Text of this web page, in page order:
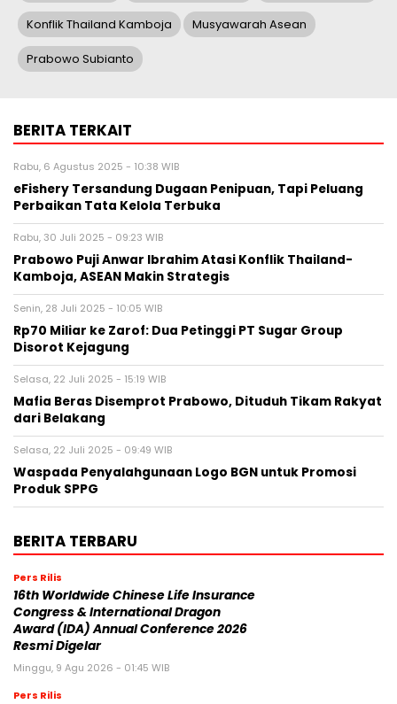
Konflik Thailand Kamboja Musyawarah Asean
Prabowo Subianto
BERITA TERKAIT
Rabu, 6 Agustus 2025 - 10:38 WIB
eFishery Tersandung Dugaan Penipuan, Tapi Peluang
Perbaikan Tata Kelola Terbuka
Rabu, 30 Juli 2025 - 09:23 WIB
Prabowo Puji Anwar Ibrahim Atasi Konflik Thailand-
Kamboja, ASEAN Makin Strategis
Senin, 28 Juli 2025 - 10:05 WIB
Rp70 Miliar ke Zarof: Dua Petinggi PT Sugar Group
Disorot Kejagung
Selasa, 22 Juli 2025 - 15:19 WIB
Mafia Beras Disemprot Prabowo, Dituduh Tikam Rakyat
dari Belakang
Selasa, 22 Juli 2025 - 09:49 WIB
Waspada Penyalahgunaan Logo BGN untuk Promosi
Produk SPPG
BERITA TERBARU
Pers Rilis
16th Worldwide Chinese Life Insurance
Congress & International Dragon
Award (IDA) Annual Conference 2026
Resmi Digelar
Minggu, 9 Agu 2026 - 01:45 WIB
Pers Rilis